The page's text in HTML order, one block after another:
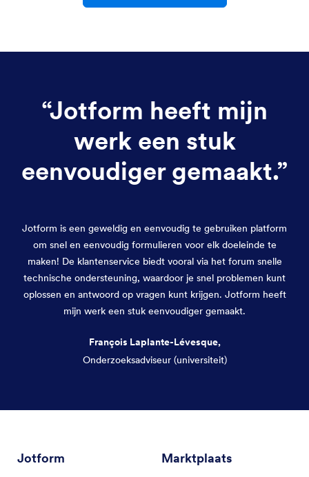
“Jotform heeft mijn
werk een stuk
eenvoudiger gemaakt.”
Jotform is een geweldig en eenvoudig te gebruiken platform
om snel en eenvoudig formulieren voor elk doeleinde te
maken! De klantenservice biedt vooral via het forum snelle
technische ondersteuning, waardoor je snel problemen kunt
oplossen en antwoord op vragen kunt krijgen. Jotform heeft
mijn werk een stuk eenvoudiger gemaakt.
François Laplante-Lévesque,
Onderzoeksadviseur (universiteit)
Jotform Marktplaats